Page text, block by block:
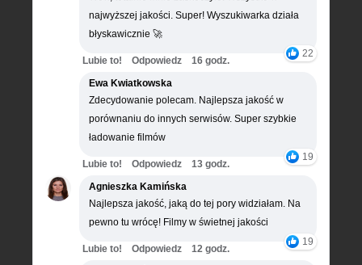
najwyższej jakości. Super! Wyszukiwarka działa
błyskawicznie 🚀
22
Lubie to! Odpowiedz
16 godz.
Ewa Kwiatkowska
Zdecydowanie polecam. Najlepsza jakość w
porównaniu do innych serwisów. Super szybkie
ładowanie filmów
19
Lubie to! Odpowiedz
13 godz.
Agnieszka Kamińska
Najlepsza jakość, jaką do tej pory widziałam. Na
pewno tu wrócę! Filmy w świetnej jakości
19
Lubie to! Odpowiedz
12 godz.